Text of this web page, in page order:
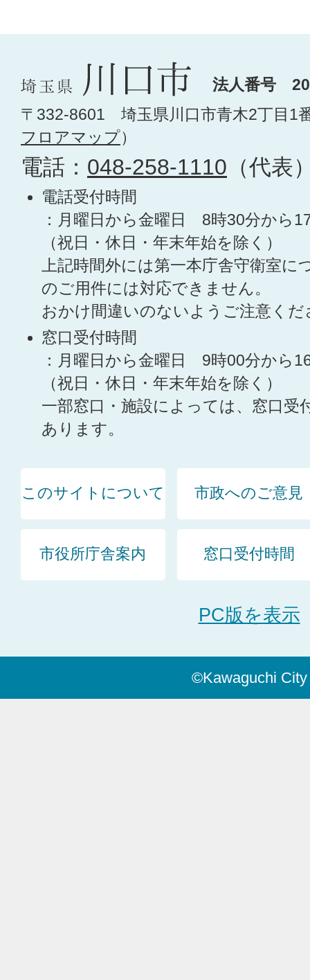
法人番号
〒332-8601 埼玉県川口市青木2丁目1
フロアマップ）
電話： 048-258-1110 （代表
電話受付時間
：月曜日から金曜日 8時30分から
（祝日・休日・年末年始を除く）
上記時間外には第一本庁舎守衛室に
のご用件には対応できません。
おかけ間違いのないようご注意くだ
窓口受付時間
：月曜日から金曜日 9時00分から
（祝日・休日・年末年始を除く）
一部窓口・施設によっては、窓口受
あります。
このサイトについて 市政へのご意見
市役所庁舎案内 窓口受付時間
PC版を表示
©Kawaguchi City